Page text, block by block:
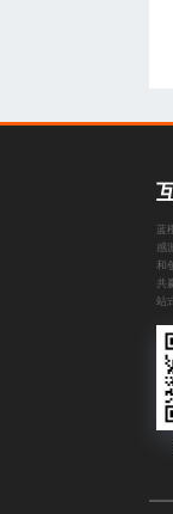
蓝
感
和
共
站